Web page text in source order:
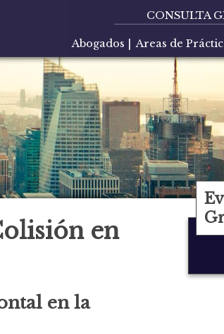
CONSULTA
Abogados |Areas de
en
en la